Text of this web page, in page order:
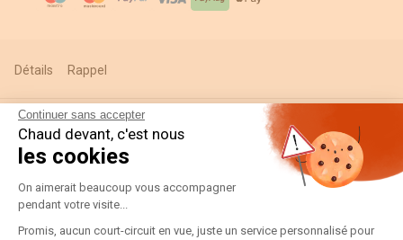
Continuer sans accepter
Chaud devant, c'est nous
les cookies
Plateforme de Gestion du
On aimerait beaucoup vous accompagner
pendant votre visite...
Promis, aucun court-circuit en vue, juste un service personnalisé pour
Détails Rappel
Informations techniques
Détails